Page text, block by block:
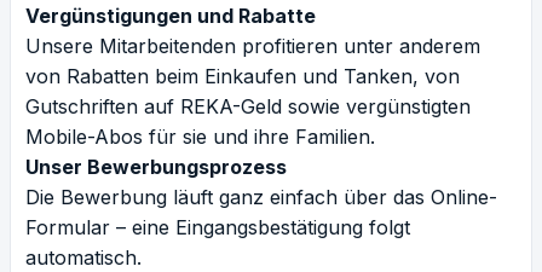
Vergünstigungen und Rabatte
Unsere Mitarbeitenden profitieren unter anderem
von Rabatten beim Einkaufen und Tanken, von
Gutschriften auf REKA-Geld sowie vergünstigten
Mobile-Abos für sie und ihre Familien.
Unser Bewerbungsprozess
Die Bewerbung läuft ganz einfach über das Online-
Formular – eine Eingangsbestätigung folgt
automatisch.